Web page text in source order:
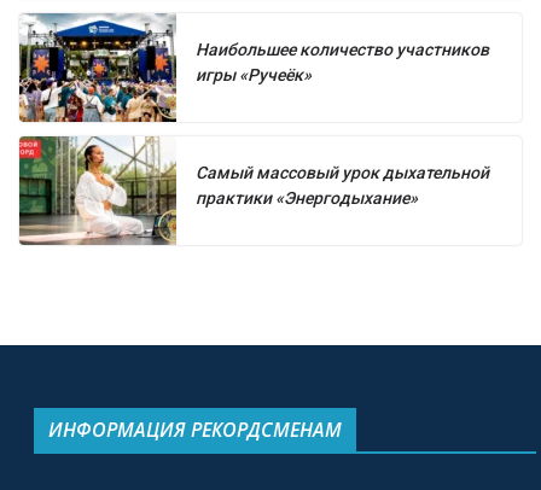
Наибольшее количество участников
игры «Ручеёк»
Самый массовый урок дыхательной
практики «Энергодыхание»
ИНФОРМАЦИЯ РЕКОРДСМЕНАМ